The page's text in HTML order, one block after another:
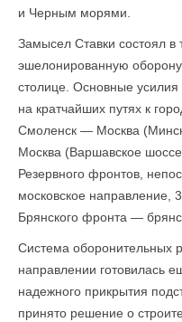
и Черным морями.
Замысел Ставки состоял в
эшелонированную
столице. Основные усилия
на кратчайших путях к
Смоленск — Москва
Москва (Варшавское
Резервного фронтов,
московское направление,
Брянского фронта —
Система оборонительных
направлении готовилась
надежного прикрытия
принято решение о